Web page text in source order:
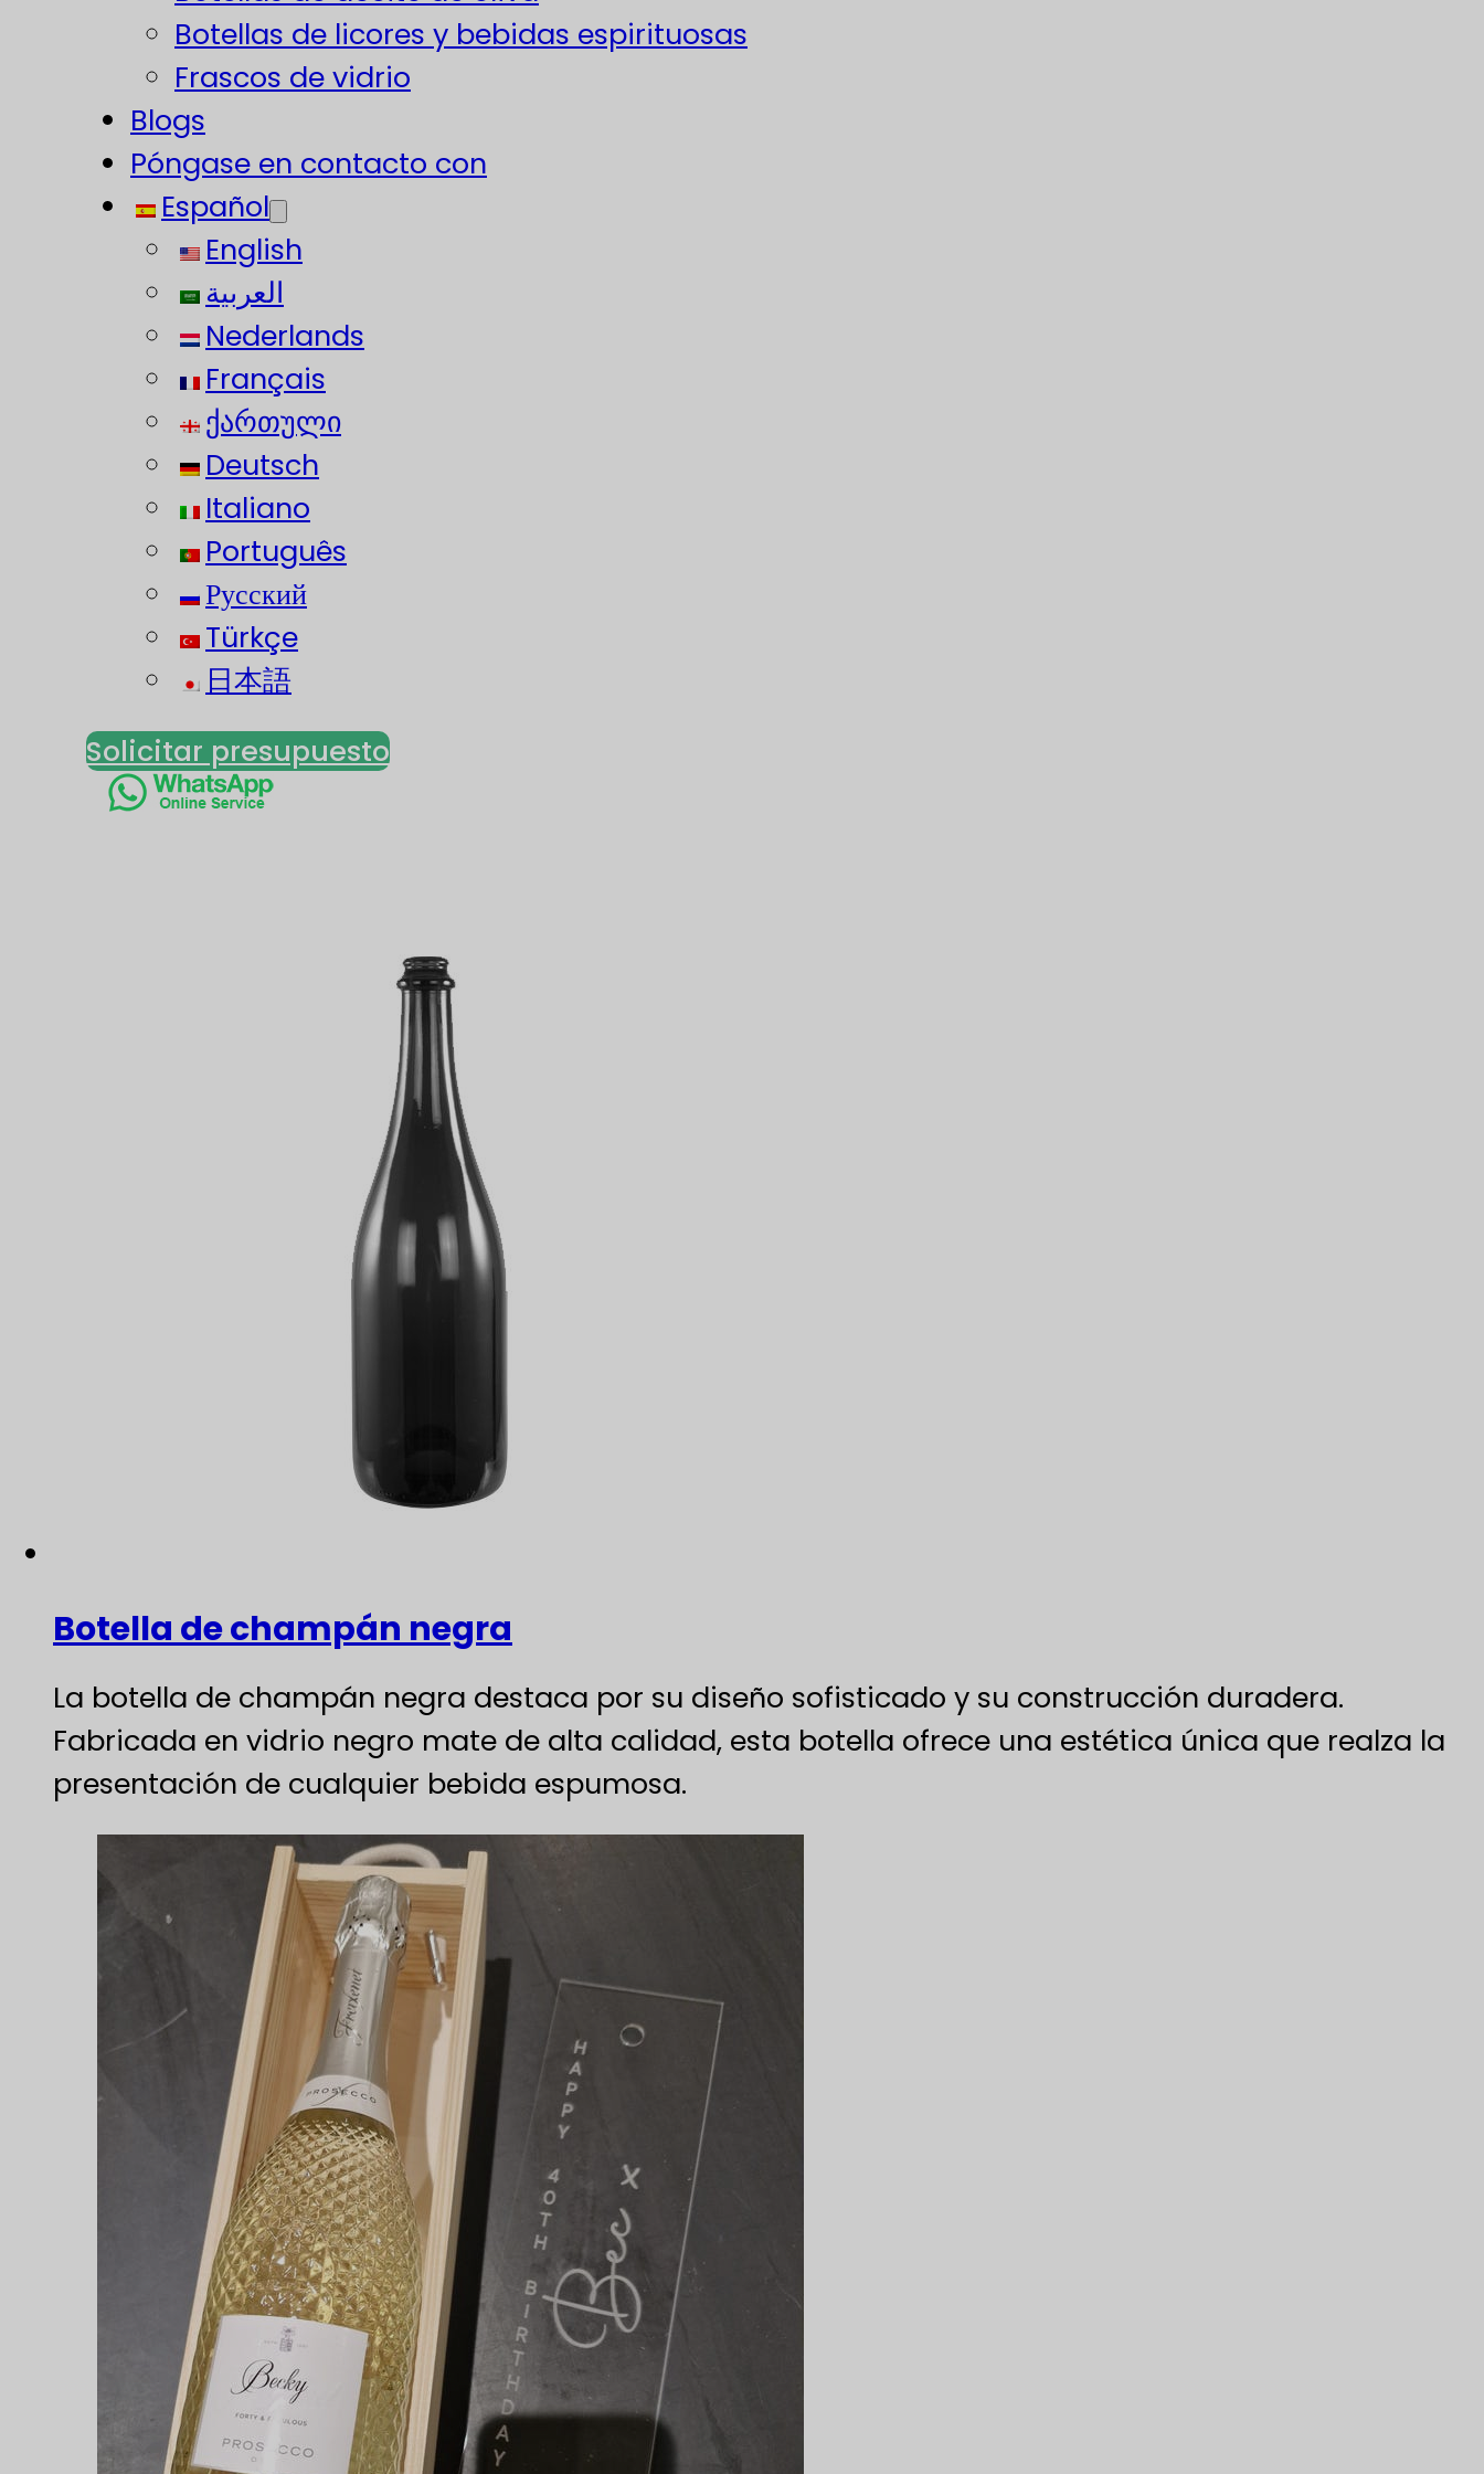
Botellas de licores y bebidas espirituosas
Frascos de vidrio
Blogs
Póngase en contacto con
Español
English
العربية
Nederlands
Français
ქართული
Deutsch
Italiano
Português
Русский
Türkçe
日本語
Solicitar presupuesto
Botella de champán negra
La botella de champán negra destaca por su diseño sofisticado y su construcción duradera.
Fabricada en vidrio negro mate de alta calidad, esta botella ofrece una estética única que realza la
presentación de cualquier bebida espumosa.